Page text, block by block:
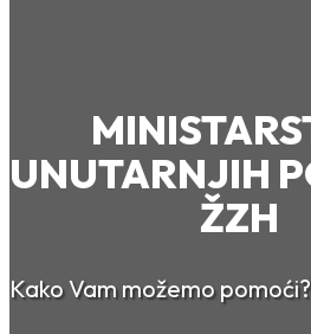
UNUTARNJIH
ŽZH
Kako Vam možemo pomoći?